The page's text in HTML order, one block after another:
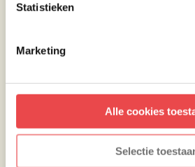
Statistieken
Marketing
Alle cookies
Selectie